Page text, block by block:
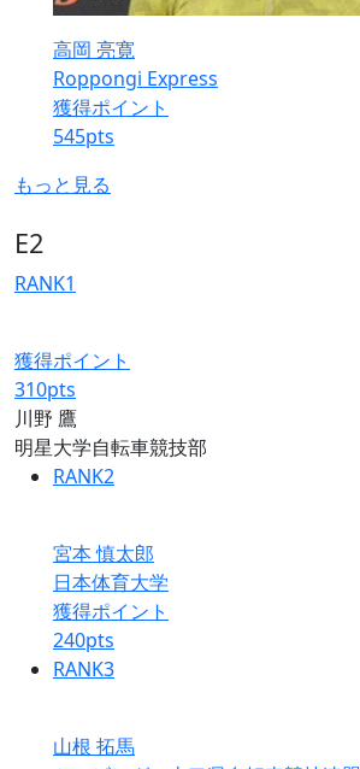
高岡 亮寛
Roppongi Express
獲得ポイント
545pts
もっと見る
E2
RANK1
獲得ポイント
310pts
川野 鷹
明星大学自転車競技部
RANK2
宮本 慎太郎
日本体育大学
獲得ポイント
240pts
RANK3
山根 拓馬